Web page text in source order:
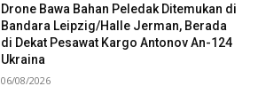
Drone Bawa Bahan Peledak Ditemukan di
Bandara Leipzig/Halle Jerman, Berada
di Dekat Pesawat Kargo Antonov An-124
Ukraina
06/08/2026